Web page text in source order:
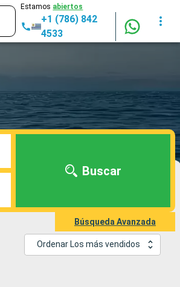
Estamos abiertos
+1 (786) 842
4533
Buscar
Búsqueda Avanzada
Ordenar Los más vendidos